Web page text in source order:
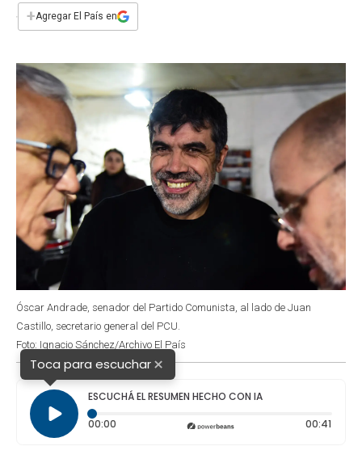
e
b
k
s
p
t
n
i
l
+Agregar El País en
Óscar Andrade, senador del Partido Comunista, al lado de Juan
Castillo, secretario general del PCU.
Foto: Ignacio Sánchez/Archivo El País
Toca para escuchar×
ESCUCHÁ EL RESUMEN HECHO CON IA
00:00 Tiempo transcurrido: 0 segundos 00:41